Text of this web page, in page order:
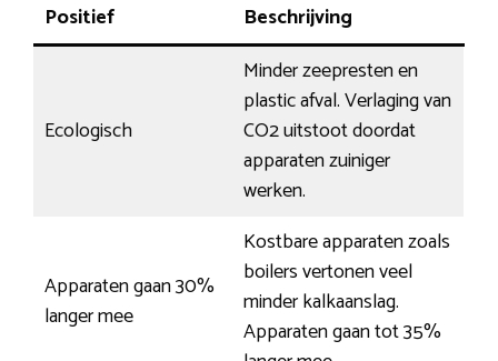
Positief Beschrijving
Ecologisch
Minder zeepresten en
plastic afval. Verlaging van
CO2 uitstoot doordat
apparaten zuiniger
werken.
Apparaten gaan 30%
langer mee
Kostbare apparaten zoals
boilers vertonen veel
minder kalkaanslag.
Apparaten gaan tot 35%